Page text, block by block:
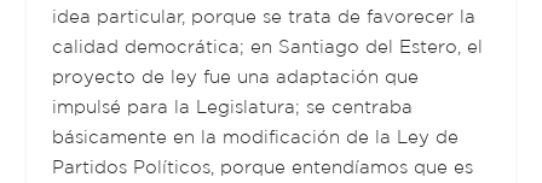
idea particular, porque se trata de favorecer la
calidad democrática; en Santiago del Estero, el
proyecto de ley fue una adaptación que
impulsé para la Legislatura; se centraba
básicamente en la modificación de la Ley de
Partidos Políticos, porque entendíamos que es